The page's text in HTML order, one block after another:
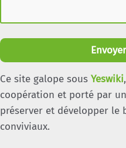
Ce site galope sous Yeswiki
coopération et porté par
préserver et développer le
conviviaux.